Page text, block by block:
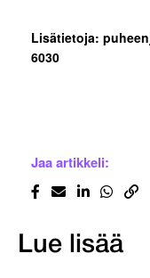
Lisätietoja:
6030
Jaa artikkeli:
Lue lisää